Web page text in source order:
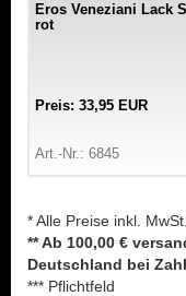
Eros Veneziani Lack
rot
Preis: 33,95 EUR
Art.-Nr.: 6845
* Alle Preise inkl.
** Ab 100,00 €
Deutschland bei
*** Pflichtfeld